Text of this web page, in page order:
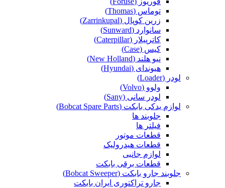
توماس (Thomas)
زرین کوپال (Zarrinkupal)
سانوارد (Sunward)
کاترپیلار (Caterpillar)
کیس (Case)
نیو هلند (New Holland)
هیوندای (Hyundai)
لودر (Loader)
ولوو (Volvo)
لودر سانی (Sany)
لوازم یدکی بابکت (Bobcat Spare Parts)
جلوبند ها
فیلتر ها
قطعات موتور
قطعات هیدرولیک
لوازم جانبی
قطعات برقی بابکت
جلوبند جارو بابکت (Bobcat Sweeper)
جارو تراکتوری ایران بابکت